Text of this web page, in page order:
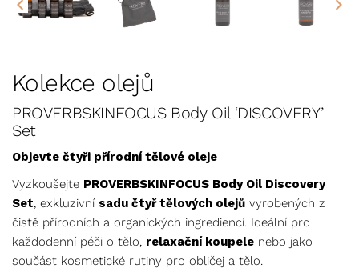
Kolekce olejů
PROVERBSKINFOCUS Body Oil ‘DISCOVERY’
Set
Objevte čtyři přírodní tělové oleje
Vyzkoušejte PROVERBSKINFOCUS Body Oil Discovery
Set, exkluzivní sadu čtyř tělových olejů vyrobených z
čistě přírodních a organických ingrediencí. Ideální pro
každodenní péči o tělo, relaxační koupele nebo jako
součást kosmetické rutiny pro obličej a tělo.